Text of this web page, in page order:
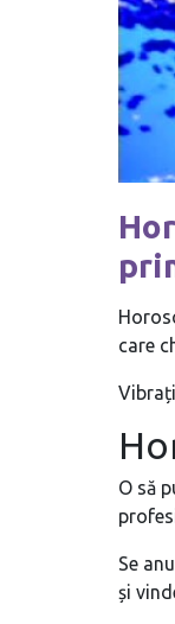
care
O să
Se
și